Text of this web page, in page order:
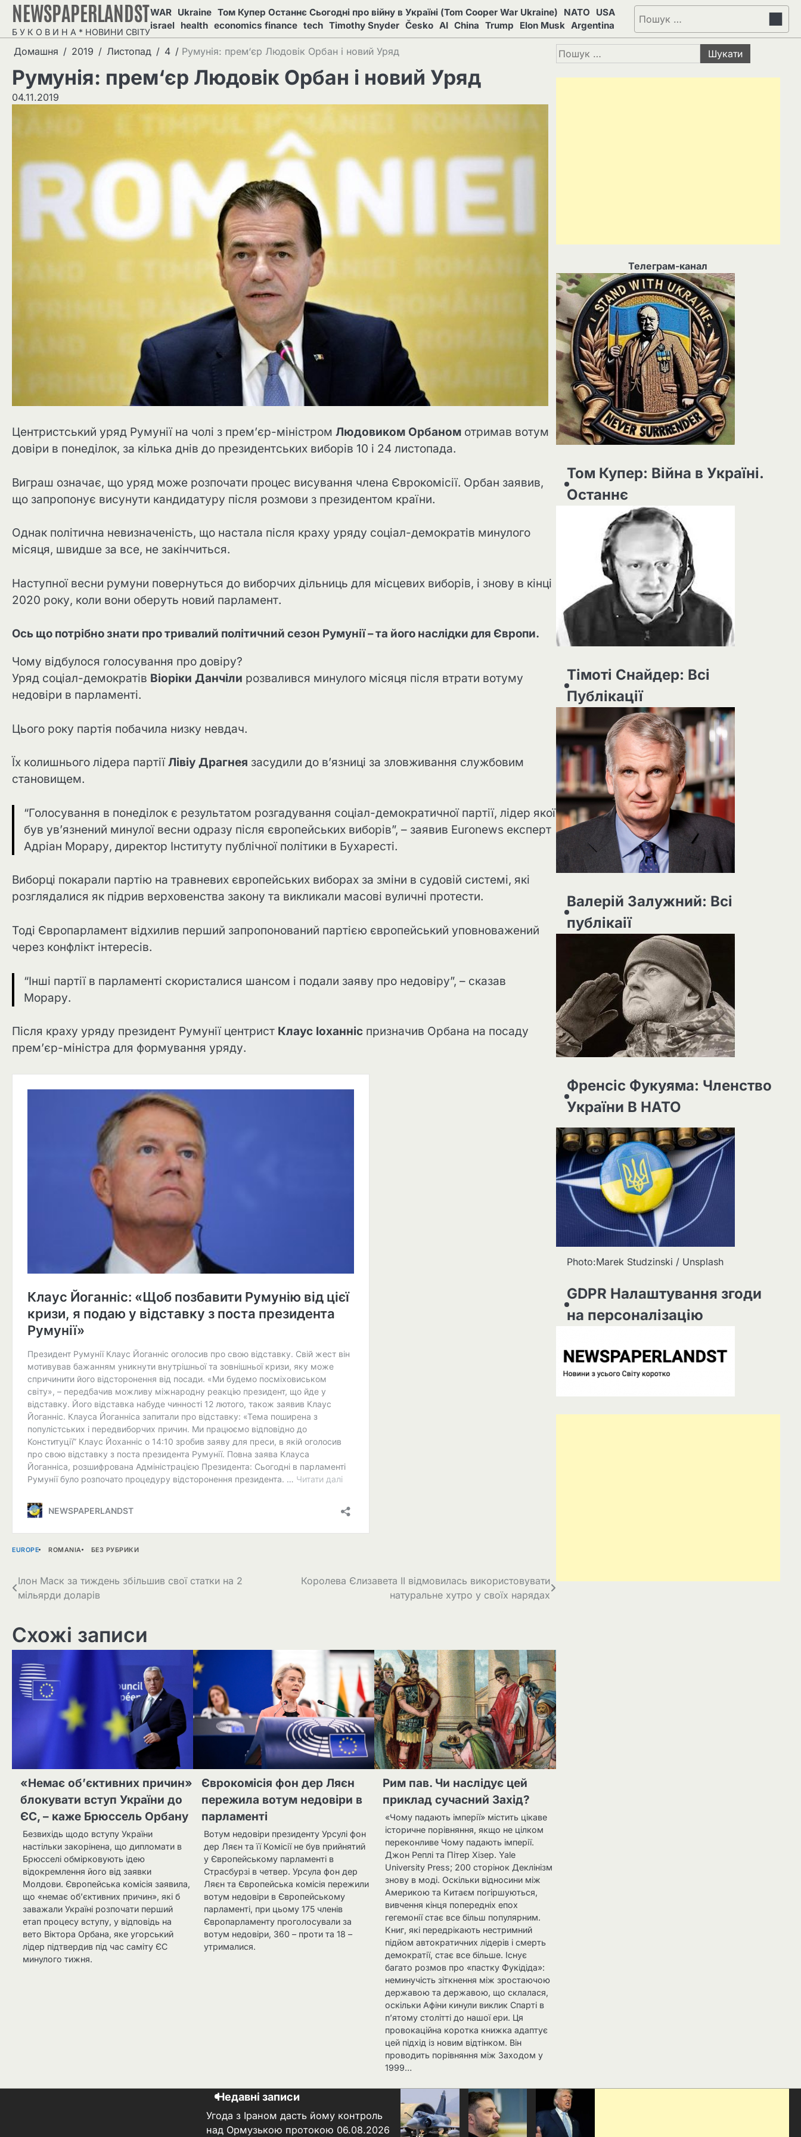
Перейти
вмісту
NEWSPAPERLANDST
Б У К О В И Н А * НОВИНИ СВІТУ
WAR Ukraine Том Купер Останнє Сьогодні про війну в Україні (Tom Cooper War Ukraine) NATO
USA
israel health economics finance tech Timothy Snyder Česko AI China Trump Elon Musk Argentina
Пошук:
Домашня 2019 Листопад 4 Румунія: прем‘єр Людовік Орбан і новий Уряд
Румунія: прем‘єр Людовік Орбан і новий Уряд
04.11.2019
Центристський уряд Румунії на чолі з прем’єр-міністром Людовиком Орбаном отримав вотум
довіри в понеділок, за кілька днів до президентських виборів 10 і 24 листопада.
Виграш означає, що уряд може розпочати процес висування члена Єврокомісії. Орбан заявив,
що запропонує висунути кандидатуру після розмови з президентом країни.
Однак політична невизначеність, що настала після краху уряду соціал-демократів минулого
місяця, швидше за все, не закінчиться.
Наступної весни румуни повернуться до виборчих дільниць для місцевих виборів, і знову в кінці
2020 року, коли вони оберуть новий парламент.
Ось що потрібно знати про тривалий політичний сезон Румунії – та його наслідки для Європи.
Чому відбулося голосування про довіру?
Уряд соціал-демократів Віоріки Данчіли розвалився минулого місяця після втрати вотуму
недовіри в парламенті.
Цього року партія побачила низку невдач.
Їх колишнього лідера партіїЛівіу Драгнея засудили до в’язниці за зловживання службовим
становищем.
“Голосування в понеділок є результатом розгадування соціал-демократичної партії, лідер якої
був ув’язнений минулої весни одразу після європейських виборів”, – заявив Euronews експерт
Адріан Морару, директор Інституту публічної політики в Бухаресті.
Виборці покарали партію на травневих європейських виборах за зміни в судовій системі, які
розглядалися як підрив верховенства закону та викликали масові вуличні протести.
Тоді Європарламент відхилив перший запропонований партією європейський уповноважений
через конфлікт інтересів.
“Інші партії в парламенті скористалися шансом і подали заяву про недовіру”, – сказав
Морару.
Після краху уряду президент Румунії центрист Клаус Іоханніс призначив Орбана на посаду
прем’єр-міністра для формування уряду.
EUROPE ROMANIA БЕЗ РУБРИКИ
Навігація
записів
Ілон Маск за тиждень збільшив свої статки на 2
мільярди доларів
Королева Єлизавета II відмовилась використовувати
натуральне хутро у своїх нарядах
Схожі записи
«Немає об’єктивних причин»
блокувати вступ України до
ЄС, – каже Брюссель Орбану
Безвихідь щодо вступу України
настільки закорінена, що дипломати в
Брюсселі обмірковують ідею
відокремлення його від заявки
Молдови. Європейська комісія заявила,
що «немає об’єктивних причин», які б
заважали Україні розпочати перший
етап процесу вступу, у відповідь на
вето Віктора Орбана, яке угорський
лідер підтвердив під час саміту ЄС
минулого тижня.
Єврокомісія фон дер Ляєн
пережила вотум недовіри в
парламенті
Вотум недовіри президенту Урсулі фон
дер Ляєн та її Комісії не був прийнятий
у Європейському парламенті в
Страсбурзі в четвер. Урсула фон дер
Ляєн та Європейська комісія пережили
вотум недовіри в Європейському
парламенті, при цьому 175 членів
Європарламенту проголосували за
вотум недовіри, 360 – проти та 18 –
утрималися.
Рим пав. Чи наслідує цей
приклад сучасний Захід?
«Чому падають імперії» містить цікаве
історичне порівняння, якщо не цілком
переконливе Чому падають імперії.
Джон Реплі та Пітер Хізер. Yale
University Press; 200 сторінок Деклінізм
знову в моді. Оскільки відносини між
Америкою та Китаєм погіршуються,
вивчення кінця попередніх епох
гегемонії стає все більш популярним.
Книг, які передрікають нестримний
підйом автократичних лідерів і смерть
демократії, стає все більше. Існує
багато розмов про «пастку Фукідіда»:
неминучість зіткнення між зростаючою
державою та державою, що склалася,
оскільки Афіни кинули виклик Спарті в
п’ятому столітті до нашої ери. Ця
провокаційна коротка книжка адаптує
цей підхід із новим відтінком. Він
проводить порівняння між Заходом у
1999…
Пошук:
Телеграм-канал
Том Купер: Війна в Україні.
Останнє
Тімоті Снайдер: Всі
Публікації
Валерій Залужний: Всі
публікаії
Френсіс Фукуяма: Членство
України В НАТО
Photo:Marek Studzinski / Unsplash
GDPR Налаштування згоди
на персоналізацію
Недавні записи
Угода з Іраном дасть йому контроль
над Ормузькою протокою 06.08.2026